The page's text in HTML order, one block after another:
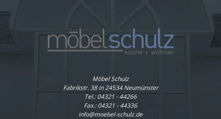
Möbel Schulz
Fabrikstr. 38 in 24534 Neumünster
Tel.:04321 - 44266
Fax.: 04321 - 44336
info@moebel-schulz.de